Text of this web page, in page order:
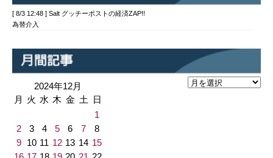
[ 8/3 12:48 ] Salt グッチーポストの経済ZAP!!
為替介入
2024年12月
月 火 水 木 金 土 日
1
2
3 4 5 6 7
8
9
10 11 12 13 14 15